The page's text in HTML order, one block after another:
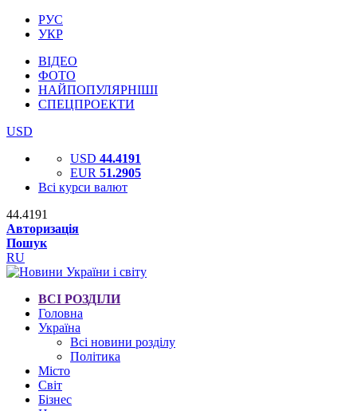
РУС
УКР
ВІДЕО
ФОТО
НАЙПОПУЛЯРНІШІ
СПЕЦПРОЕКТИ
USD
USD 44.4191
EUR 51.2905
Всі курси валют
44.4191
Авторизація
Пошук
RU
ВСІ РОЗДІЛИ
Головна
Україна
Всі новини розділу
Політика
Місто
Світ
Бізнес